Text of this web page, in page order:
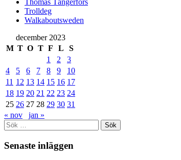
Thomas Tängerfors
Trolldeg
Walkaboutsweden
december 2023
M T O T F L
S
1
2
3
4
5 6 7 8 9
10
11 12 13 14 15 16 17
18 19 20 21 22 23 24
25 26 27 28 29 30 31
« nov
jan »
Sök
efter:
Senaste inläggen